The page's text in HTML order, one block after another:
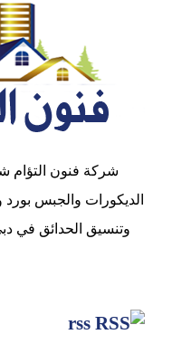
شركة فنون
الديكورات والجبس بورد
وتنسيق الحدائق في
rss